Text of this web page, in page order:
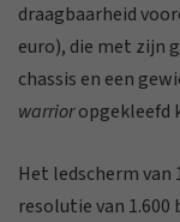
draagbaarheid
euro), die met zijn
chassis en een
warrioropgekleefd
Het ledscherm van
resolutie van 1.600